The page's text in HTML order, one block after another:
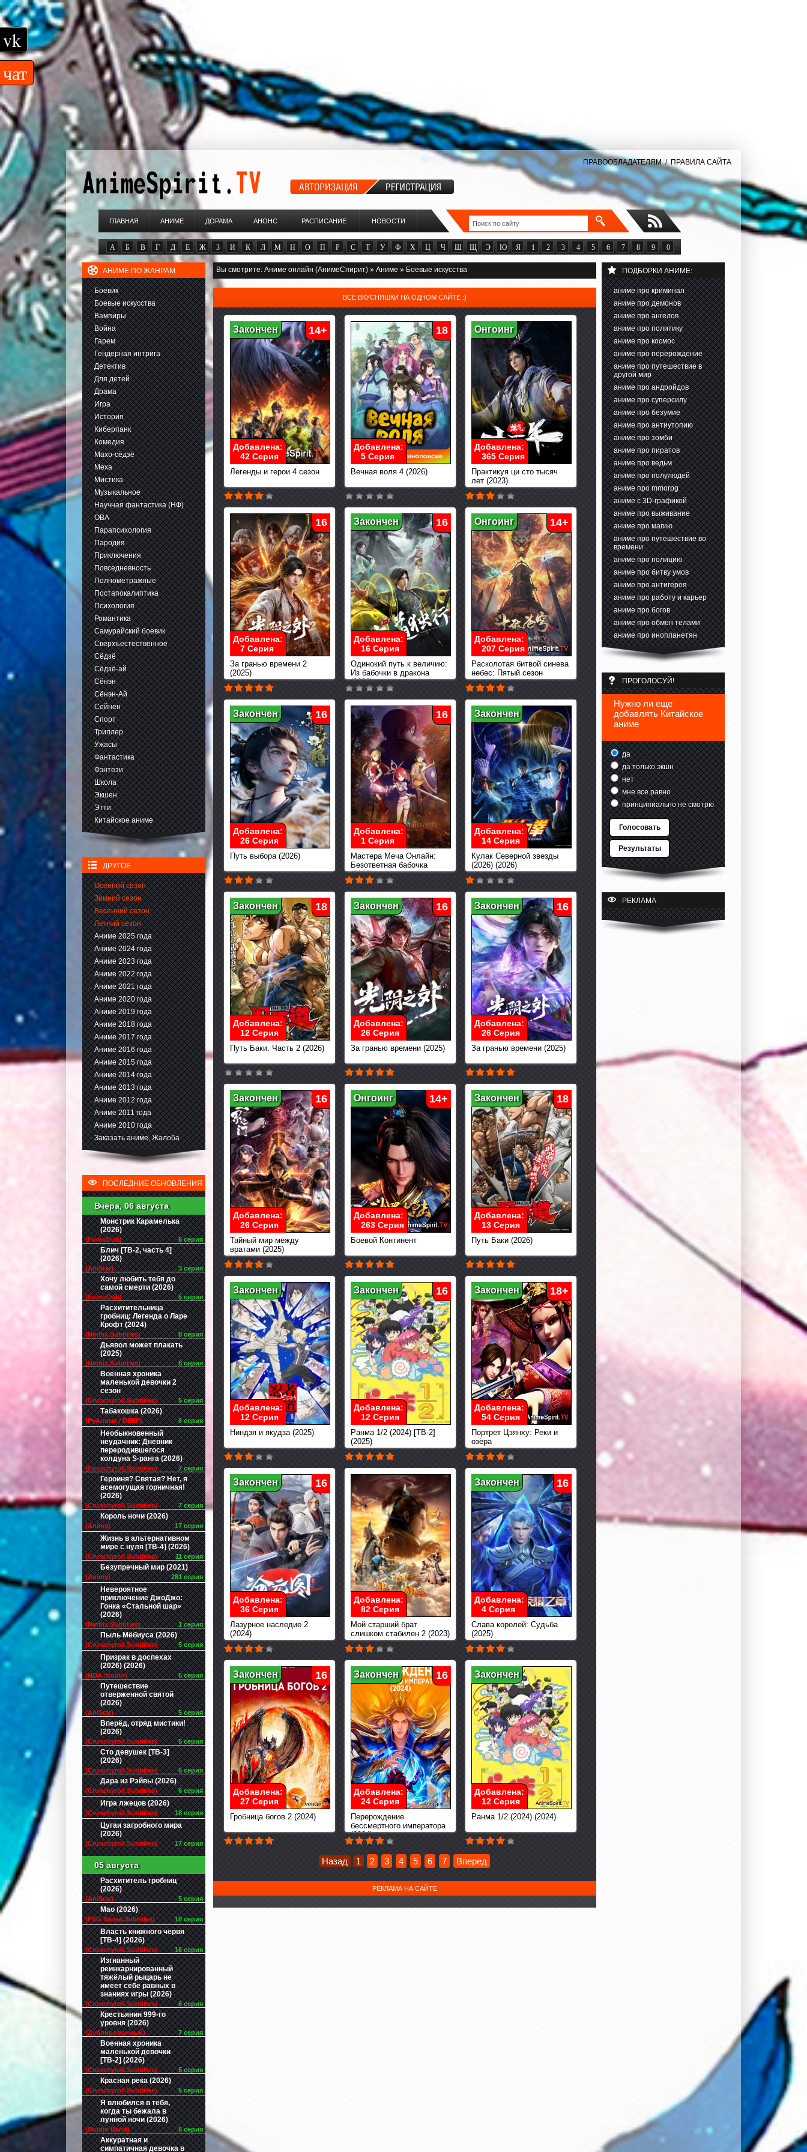
ПРАВООБЛАДАТЕЛЯМ/ПРАВИЛА САЙТА
ГЛАВНАЯ АНИМЕ ДОРАМА АНОНС РАСПИСАНИЕ НОВОСТИ
А Б В Г Д Е Ж З И К Л М Н О П Р С Т У Ф Х Ц Ч Ш Щ Э Ю Я 1 2 3 4 5 6 7 8 9 0
АНИМЕ ПО ЖАНРАМ
Боевик
Боевые искусства
Вампиры
Война
Гарем
Гендерная интрига
Детектив
Для детей
Драма
Игра
История
Киберпанк
Комедия
Махо-сёдзё
Меха
Мистика
Музыкальное
Научная фантастика (НФ)
ОВА
Парапсихология
Пародия
Приключения
Повседневность
Полнометражные
Постапокалиптика
Психология
Романтика
Самурайский боевик
Сверхъестественное
Сёдзё
Сёдзё-ай
Сёнэн
Сёнэн-Ай
Сейнен
Спорт
Триллер
Ужасы
Фантастика
Фэнтези
Школа
Экшен
Этти
Китайское аниме
ДРУГОЕ
Осенний сезон
Зимний сезон
Весенний сезон
Летний сезон
Аниме 2025 года
Аниме 2024 года
Аниме 2023 года
Аниме 2022 года
Аниме 2021 года
Аниме 2020 года
Аниме 2019 года
Аниме 2018 года
Аниме 2017 года
Аниме 2016 года
Аниме 2015 года
Аниме 2014 года
Аниме 2013 года
Аниме 2012 года
Аниме 2011 года
Аниме 2010 года
Заказать аниме, Жалоба
ПОСЛЕДНИЕ ОБНОВЛЕНИЯ
Вчера, 06 августа
Монстрик Карамелька
(2026)
(FumoDub) 6 серия
Блич [ТВ-2, часть 4]
(2026)
(AniStar) 3 серия
Хочу любить тебя до
самой смерти (2026)
(FumoDub) 5 серия
Расхитительница
гробниц: Легенда о Ларе
Крофт (2024)
(Netflix.Subtitles) 8 серия
Дьявол может плакать
(2025)
(Netflix.Subtitles) 8 серия
Военная хроника
маленькой девочки 2
сезон
(Crunchyroll.Subtitles) 5 серия
Табакошка (2026)
(РуАниме / DEEP) 6 серия
Необыкновенный
неудачник: Дневник
переродившегося
колдуна S-ранга (2026)
(Crunchyroll.Subtitles) 7 серия
Героиня? Святая? Нет, я
всемогущая горничная!
(2026)
(Crunchyroll.Subtitles) 7 серия
Король ночи (2026)
(Animy) 17 серия
Жизнь в альтернативном
мире с нуля [ТВ-4] (2026)
(Crunchyroll.Subtitles) 11 серия
Безупречный мир (2021)
(Animy) 281 серия
Невероятное
приключение ДжоДжо:
Гонка «Стальной шар»
(2026)
(Netflix.Subtitles) 1 серия
Пыль Мёбиуса (2026)
(Crunchyroll.Subtitles) 5 серия
Призрак в доспехах
(2026) (2026)
(NDA Studio) 5 серия
Путешествие
отверженной святой
(2026)
(AniStar) 5 серия
Вперёд, отряд мистики!
(2026)
(Crunchyroll.Subtitles) 5 серия
Сто девушек [ТВ-3]
(2026)
(Crunchyroll.Subtitles) 5 серия
Дара из Рэйвы (2026)
(Crunchyroll.Subtitles) 6 серия
Игра лжецов (2026)
(Crunchyroll.Subtitles) 18 серия
Цугаи загробного мира
(2026)
(Crunchyroll.Subtitles) 17 серия
05 августа
Расхититель гробниц
(2026)
(AniStar) 5 серия
Мао (2026)
(FSG Sanae.Subtitles) 18 серия
Власть книжного червя
[ТВ-4] (2026)
(Crunchyroll.Subtitles) 16 серия
Изгнанный
реинкарнированный
тяжёлый рыцарь не
имеет себе равных в
знаниях игры (2026)
(Crunchyroll.Subtitles) 6 серия
Крестьянин 999-го
уровня (2026)
(Дублированный) 7 серия
Военная хроника
маленькой девочки
[ТВ-2] (2026)
(Crunchyroll.Subtitles) 5 серия
Красная река (2026)
(Crunchyroll.Subtitles) 5 серия
Я влюбился в тебя,
когда ты бежала в
лунной ночи (2026)
(Studio Band) 5 серия
Аккуратная и
симпатичная девочка в
Вы смотрите: Аниме онлайн (АнимеСпирит) » Аниме » Боевые искусства
ВСЕ ВКУСНЯШКИ НА ОДНОМ САЙТЕ :)
Легенды и герои 4 сезон
Закончен 14+
Добавлена:
42 Серия
Вечная воля 4 (2026)
18
Добавлена:
5 Серия
Практикуя ци сто тысяч
лет (2023)
Онгоинг
Добавлена:
365 Серия
За гранью времени 2
(2025)
16
Добавлена:
7 Серия
Одинокий путь к величию:
Из бабочки в дракона
(2026)
Закончен 16
Добавлена:
16 Серия
Расколотая битвой синева
небес: Пятый сезон
Онгоинг 14+
Добавлена:
207 Серия
Путь выбора (2026)
Закончен 16
Добавлена:
26 Серия
Мастера Меча Онлайн:
Безответная бабочка
(2026)
16
Добавлена:
1 Серия
Кулак Северной звезды
(2026) (2026)
Закончен
Добавлена:
14 Серия
Путь Баки. Часть 2 (2026)
Закончен 18
Добавлена:
12 Серия
За гранью времени (2025)
Закончен 16
Добавлена:
26 Серия
За гранью времени (2025)
Закончен 16
Добавлена:
26 Серия
Тайный мир между
вратами (2025)
Закончен 16
Добавлена:
26 Серия
Боевой Континент
Онгоинг 14+
Добавлена:
263 Серия
Путь Баки (2026)
Закончен 18
Добавлена:
13 Серия
Ниндзя и якудза (2025)
Закончен
Добавлена:
12 Серия
Ранма 1/2 (2024) [ТВ-2]
(2025)
Закончен 16
Добавлена:
12 Серия
Портрет Цзянху: Реки и
озёра
Закончен 18+
Добавлена:
54 Серия
Лазурное наследие 2
(2024)
Закончен 16
Добавлена:
36 Серия
Мой старший брат
слишком стабилен 2 (2023)
Добавлена:
82 Серия
Слава королей: Судьба
(2025)
Закончен 16
Добавлена:
4 Серия
Гробница богов 2 (2024)
Закончен 16
Добавлена:
27 Серия
Перерождение
бессмертного императора
(2024)
Закончен 16
Добавлена:
24 Серия
Ранма 1/2 (2024) (2024)
Закончен
Добавлена:
12 Серия
Назад 1 2 3 4 5 6 7 Вперед
РЕКЛАМА НА САЙТЕ
ПОДБОРКИ АНИМЕ:
аниме про криминал
аниме про демонов
аниме про ангелов
аниме про политику
аниме про космос
аниме про перерождение
аниме про путешествие в
другой мир
аниме про андройдов
аниме про суперсилу
аниме про безумие
аниме про антиутопию
аниме про зомби
аниме про пиратов
аниме про ведьм
аниме про полулюдей
аниме про mmorpg
аниме с 3D-графикой
аниме про выживание
аниме про магию
аниме про путешествие во
времени
аниме про полицию
аниме про битву умов
аниме про антигероя
аниме про работу и карьер
аниме про богов
аниме про обмен телами
аниме про инопланетян
ПРОГОЛОСУЙ!
Нужно ли еще
добавлять Китайское
аниме
да
да только экшн
нет
мне все равно
принципиально не смотрю
Голосовать
Результаты
РЕКЛАМА
чат
vk